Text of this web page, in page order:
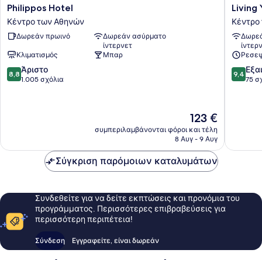
Philippos
Hotel
Κέντρο
των
Philippos Hotel
Κέντρο των Αθηνών
Δωρεάν πρωινό
Δωρεάν ασύρματο
ίντερνετ
Κλιματισμός
Μπαρ
8.8
στα
8,8 Άριστο
1.005 σχόλια
Η
τιμή
είναι
123 €
συμπεριλαμβάνονται φόροι και τέλη
8 Αυγ - 9 Αυγ
Living
Yard
Κέντρο
των
Αθηνών
Living
9.4
στα
9,4
75
Σύγκριση παρόμοιων καταλυμάτων
Συνδεθείτε για να δείτε εκπτώσεις και προνόμια του
προγράμματος. Περισσότερες επιβραβεύσεις για
περισσότερη περιπέτεια!
Σύνδεση Εγγραφείτε, είναι δωρεάν